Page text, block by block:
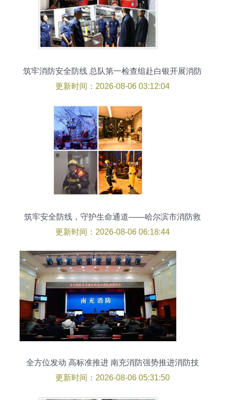
筑牢消防安全防线 总队第一检查组赴白银开展消防
技术服务机构专项督导复查工作
更新时间：2026-08-06 03:12:04
筑牢安全防线，守护生命通道——哈尔滨市消防救
援支队倾力服务涉疫场所疫情防控与消防安全
更新时间：2026-08-06 06:18:44
全方位发动 高标准推进 南充消防强势推进消防技
术服务机构专项检查工作
更新时间：2026-08-06 05:31:50